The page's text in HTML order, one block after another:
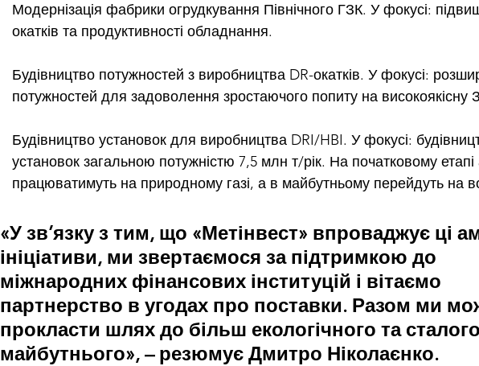
Модернізація фабрики огрудкування Північного ГЗК. У фокусі:
окатків та продуктивності обладнання.
Будівництво потужностей з виробництва DR-окатків. У фокусі:
потужностей для задоволення зростаючого попиту на високоякісну
Будівництво установок для виробництва DRI/HBI. У фокусі:
установок загальною потужністю 7,5 млн т/рік. На початковому етапі
працюватимуть на природному газі, а в майбутньому перейдуть на
«У зв’язку з тим, що «Метінвест» впроваджує ці
ініціативи, ми звертаємося за підтримкою до
міжнародних фінансових інституцій і вітаємо
партнерство в угодах про поставки. Разом ми
прокласти шлях до більш екологічного та сталого
майбутнього», – резюмує Дмитро Ніколаєнко.